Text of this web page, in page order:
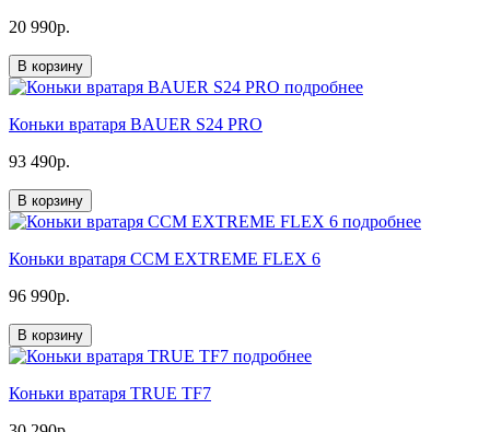
20 990р.
В корзину
подробнее
Коньки вратаря BAUER S24 PRO
93 490р.
В корзину
подробнее
Коньки вратаря CCM EXTREME FLEX 6
96 990р.
В корзину
подробнее
Коньки вратаря TRUE TF7